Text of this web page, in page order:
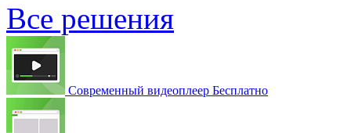
Все решения
Современный видеоплеер Бесплатно